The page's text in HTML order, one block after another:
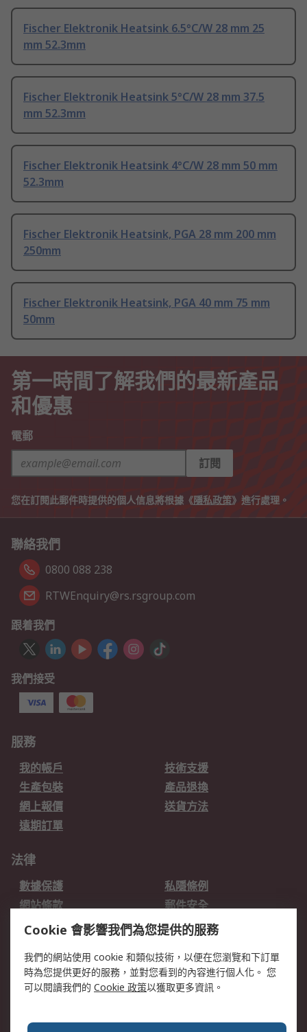
Fischer Elektronik Heatsink 6.5°C/W 28 mm 25
mm 52.3mm
Fischer Elektronik Heatsink 5°C/W 28 mm 37.5
mm 52.3mm
Fischer Elektronik Heatsink 4°C/W 28 mm 50 mm
52.3mm
Fischer Elektronik Heatsink, PGA 28 mm 200 mm
250mm
Fischer Elektronik Heatsink, PGA 40 mm 75 mm
50mm
第一時間了解我們的最新產品
和優惠
電郵
訂閱
您在訂閱此郵件時提供的個人信息將根據《隱私政策》進行處理。
聯絡我們
0800 088 238
RTWEnquiry@rs.rsgroup.com
跟着我們
我們接受
服務
我的帳戶
技術支援
生產包裝
產品退換
網上報價
送貨方法
遠期訂單
法律
數據保護
私隱條例
網站條款
郵件安全
销售条款和条件
關於RS
RS的歷史
關於RS
加入我們
新聞中心
Cookie 會影響我們為您提供的服務
我們的網站使用 cookie 和類似技術，以便在您瀏覽和下訂單
時為您提供更好的服務，並對您看到的內容進行個人化。 您
可以閱讀我們的 Cookie 政策以獲取更多資訊。